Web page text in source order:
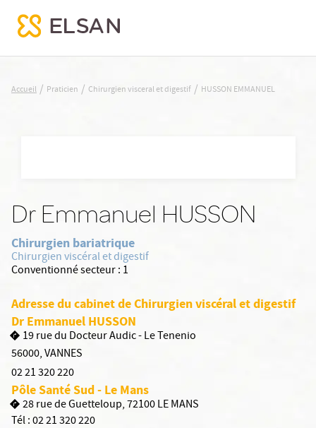
HUSSON EMMANUEL
Accueil / Praticien / Chirurgien visceral et digestif / HUSSON EMMANUEL
Dr Emmanuel HUSSON
Chirurgien bariatrique
Chirurgien viscéral et digestif
Conventionné secteur : 1
Adresse du cabinet de Chirurgien viscéral et digestif
Dr Emmanuel HUSSON
19 rue du Docteur Audic - Le Tenenio
56000,VANNES
02 21 320 220
Pôle Santé Sud - Le Mans
28 rue de Guetteloup, 72100 LE MANS
Tél :02 21 320 220